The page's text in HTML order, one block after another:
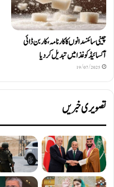
چینی سائنسدانوں کا کارنامہ، کاربن ڈائی
آکسائیڈ کو غذا میں تبدیل کردیا
19/07/2025
تصویری خبریں